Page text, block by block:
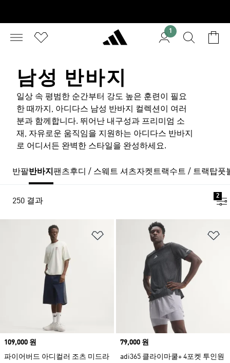
1
남성 반바지
일상 속 평범한 순간부터 강도 높은 훈련이 필요
한 때까지, 아디다스 남성 반바지 컬렉션이 여러
분과 함께합니다. 뛰어난 내구성과 프리미엄 소
재, 자유로운 움직임을 지원하는 아디다스 반바지
로 어디서든 완벽한 스타일을 완성하세요.
반팔반바지 팬츠후디 / 스웨트 셔츠자켓트랙수트 / 트랙탑풋
250 결과
2
위시리스트 담기
Price
109,000 원
파이어버드 아디컬러 조츠 미드라
Price
79,000 원
adi365 클라이마쿨+ 4포켓 투인원